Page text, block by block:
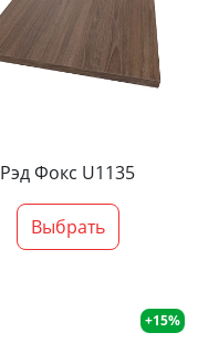
Рэд Фокс U1135
Выбрать
+15%